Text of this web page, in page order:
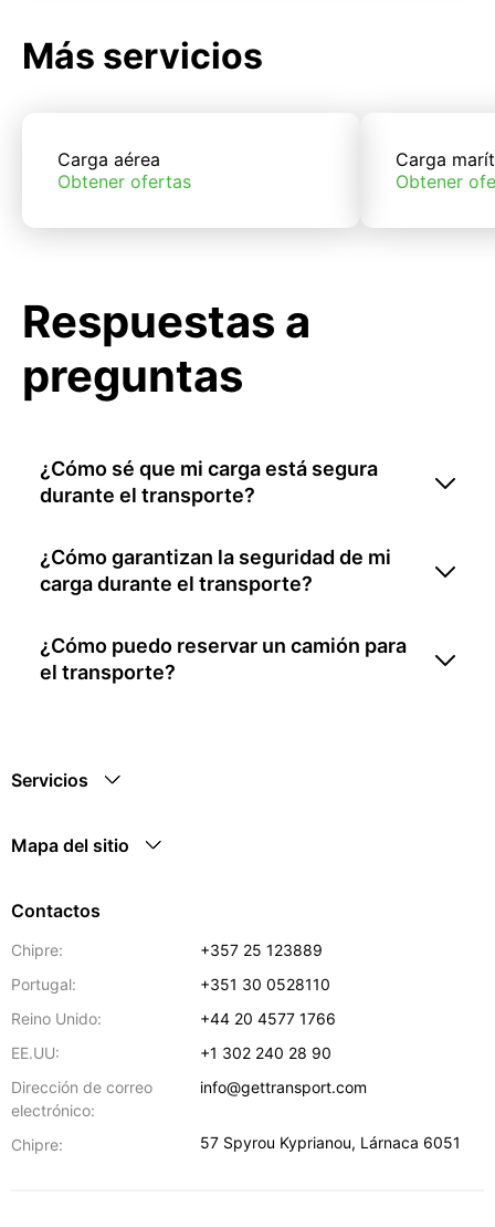
Más servicios
Carga aérea
Obtener ofertas
Carga
Obtener
Respuestas a
preguntas
¿Cómo sé que mi carga está segura
durante el transporte?
¿Cómo garantizan la seguridad de mi
carga durante el transporte?
¿Cómo puedo reservar un camión para
el transporte?
Servicios
Mapa del sitio
Contactos
Chipre:
+357 25 123889
Portugal:
+351 30 0528110
Reino Unido:
+44 20 4577 1766
EE.UU:
+1 302 240 28 90
Dirección de correo
electrónico:
info@gettransport.com
Chipre: 57 Spyrou Kyprianou, Lárnaca 6051